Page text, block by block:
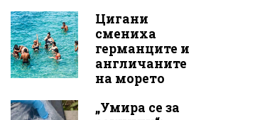
Цигани
смениха
германците и
англичаните
на морето
„Умира се за